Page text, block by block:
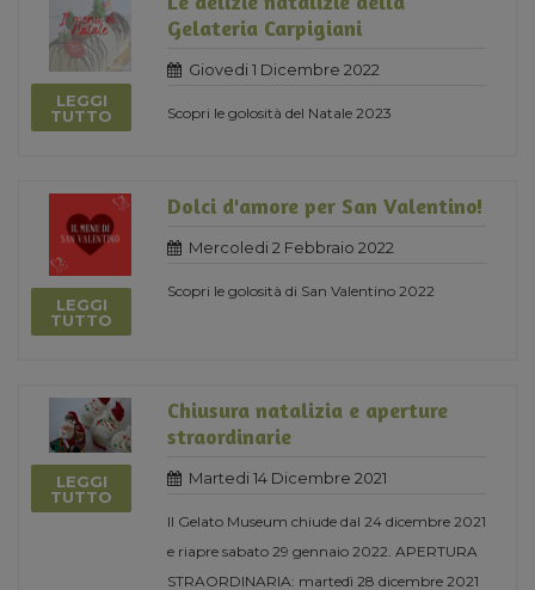
LEGGI
TUTTO
Gelateria Carpigiani
Giovedi 1 Dicembre 2022
Scopri le golosità del Natale 2023
LEGGI
TUTTO
Dolci d'amore per San Valentino!
Mercoledi 2 Febbraio 2022
Scopri le golosità di San Valentino 2022
LEGGI
TUTTO
Chiusura natalizia e aperture
straordinarie
Martedi 14 Dicembre 2021
Il Gelato Museum chiude dal 24 dicembre 2021
e riapre sabato 29 gennaio 2022. APERTURA
STRAORDINARIA: martedì 28 dicembre 2021